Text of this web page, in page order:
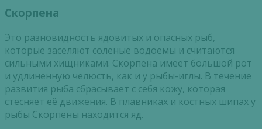
Скорпена
Это разновидность ядовитых и опасных рыб,
которые заселяют солёные водоемы и считаются
сильными хищниками. Скорпена имеет большой рот
и удлиненную челюсть, как и у рыбы-иглы. В течение
развития рыба сбрасывает с себя кожу, которая
стесняет её движения. В плавниках и костных шипах у
рыбы Скорпены находится яд.